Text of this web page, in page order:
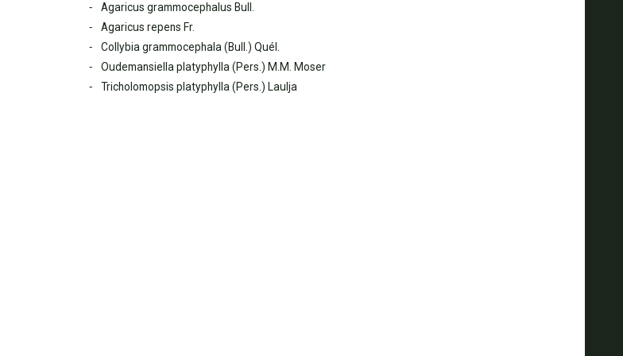
Agaricus grammocephalus Bull.
Agaricus repens Fr.
Collybia grammocephala (Bull.) Quél.
Oudemansiella platyphylla (Pers.) M.M. Moser
Tricholomopsis platyphylla (Pers.) Laulja